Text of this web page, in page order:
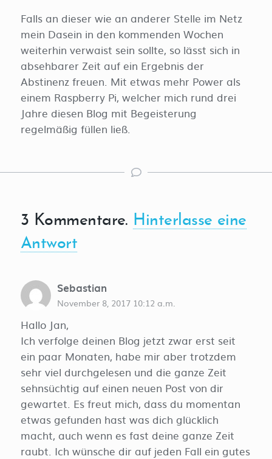
Falls an dieser wie an anderer Stelle im Netz
mein Dasein in den kommenden Wochen
weiterhin verwaist sein sollte, so lässt sich in
absehbarer Zeit auf ein Ergebnis der
Abstinenz freuen. Mit etwas mehr Power als
einem Raspberry Pi, welcher mich rund drei
Jahre diesen Blog mit Begeisterung
regelmäßig füllen ließ.
3 Kommentare. Hinterlasse eine
Antwort
Sebastian
November 8, 2017 10:12 a.m.
Hallo Jan,
Ich verfolge deinen Blog jetzt zwar erst seit
ein paar Monaten, habe mir aber trotzdem
sehr viel durchgelesen und die ganze Zeit
sehnsüchtig auf einen neuen Post von dir
gewartet. Es freut mich, dass du momentan
etwas gefunden hast was dich glücklich
macht, auch wenn es fast deine ganze Zeit
raubt. Ich wünsche dir auf jeden Fall ein gutes